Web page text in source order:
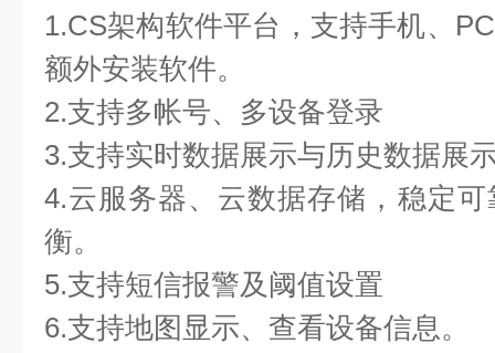
1.CS架构软件平台，支持手机、
额外安装软件。
2.支持多帐号、多设备登录
3.支持实时数据展示与历史数据展
4.云服务器、云数据存储，稳定
衡。
5.支持短信报警及阈值设置
6.支持地图显示、查看设备信息。